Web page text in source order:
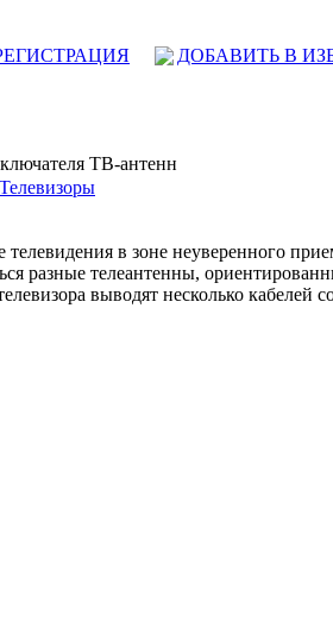
ДОБАВИТЬ В
ТВ-антенн
Телевизоры
в зоне неуверенного
разные телеантенны,
выводят несколько